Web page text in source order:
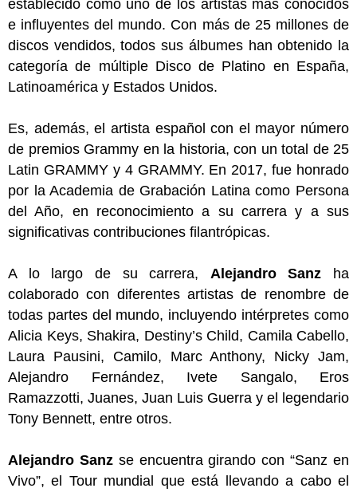
establecido como uno de los artistas más conocidos
e influyentes del mundo. Con más de 25 millones de
discos vendidos, todos sus álbumes han obtenido la
categoría de múltiple Disco de Platino en España,
Latinoamérica y Estados Unidos.
Es, además, el artista español con el mayor número
de premios Grammy en la historia, con un total de 25
Latin GRAMMY y 4 GRAMMY. En 2017, fue honrado
por la Academia de Grabación Latina como Persona
del Año, en reconocimiento a su carrera y a sus
significativas contribuciones filantrópicas.
A lo largo de su carrera, Alejandro Sanz ha
colaborado con diferentes artistas de renombre de
todas partes del mundo, incluyendo intérpretes como
Alicia Keys, Shakira, Destiny’s Child, Camila Cabello,
Laura Pausini, Camilo,
Marc Anthony, Nicky Jam,
Alejandro Fernández, Ivete Sangalo, Eros
Ramazzotti, Juanes, Juan Luis Guerra y el legendario
Tony Bennett, entre otros.
Alejandro Sanzse encuentra girando con “Sanz en
Vivo”, el Tour mundial que está llevando a cabo el